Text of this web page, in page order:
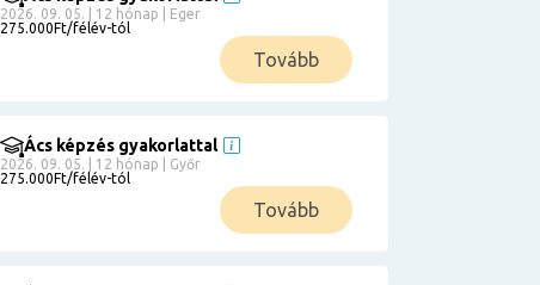
2026. 09. 05. | 12 hónap | Eger
275.000Ft/félév-tól
Tovább
Ács képzés gyakorlattal
2026. 09. 05. | 12 hónap | Győr
275.000Ft/félév-tól
Tovább